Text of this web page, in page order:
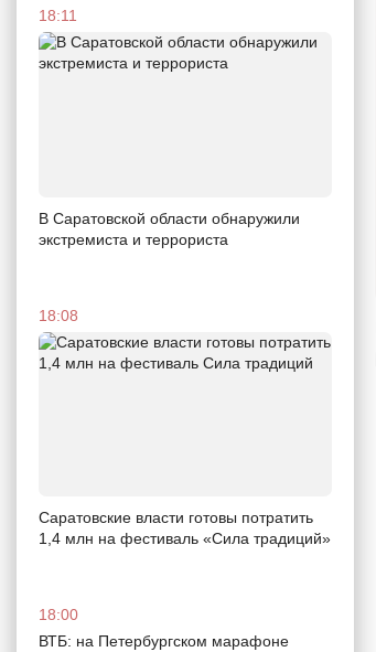
18:11
В Саратовской области обнаружили
экстремиста и террориста
18:08
Саратовские власти готовы потратить
1,4 млн на фестиваль «Сила традиций»
18:00
ВТБ: на Петербургском марафоне